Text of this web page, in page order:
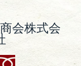
会株式会